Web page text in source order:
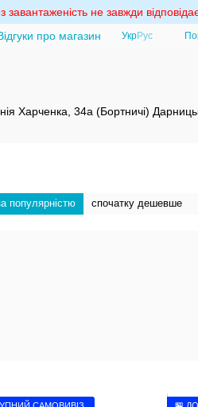
не завжди
про магазин
УкрРус
Харченка, 34а (Бортничі)
популярністю спочатку дешевше
САМОВИВІЗ
🏪